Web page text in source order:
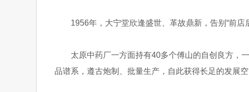
1956年，大宁堂欣逢盛世、革故鼎新，告别“前店
太原中药厂一方面持有40多个傅山的自创良方，
品谱系，遵古炮制、批量生产，自此获得长足的发展空